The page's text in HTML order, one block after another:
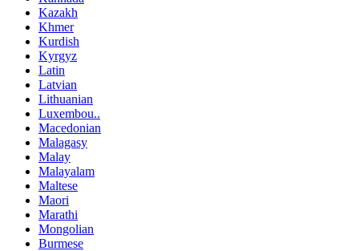
Kazakh
Khmer
Kurdish
Kyrgyz
Latin
Latvian
Lithuanian
Luxembou..
Macedonian
Malagasy
Malay
Malayalam
Maltese
Maori
Marathi
Mongolian
Burmese